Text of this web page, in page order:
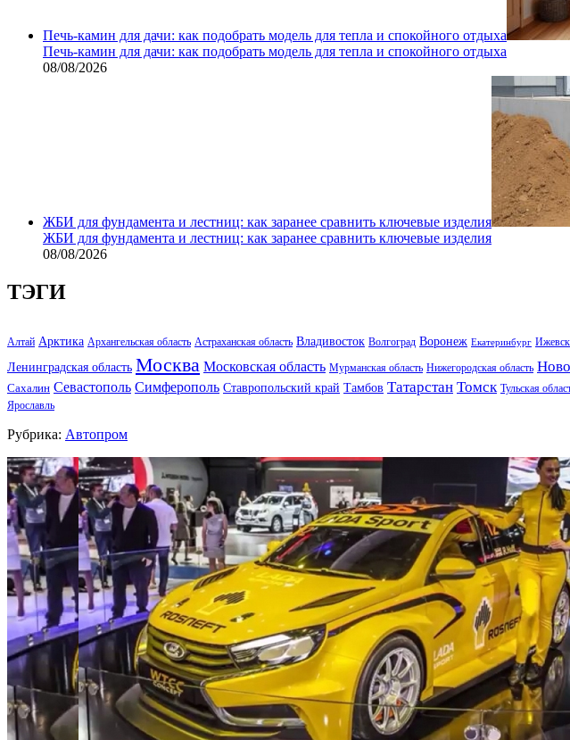
Печь-камин для дачи: как подобрать модель для тепла и спокойного отдыха
Печь-камин для дачи: как подобрать модель для тепла и спокойного отдыха
08/08/2026
ЖБИ для фундамента и лестниц: как заранее сравнить ключевые изделия
ЖБИ для фундамента и лестниц: как заранее сравнить ключевые изделия
08/08/2026
ТЭГИ
Алтай Арктика Архангельская область Астраханская область Владивосток Волгоград Воронеж Екатеринбург Ижевск
Ленинградская область Москва Московская область Мурманская область Нижегородская область
Сахалин Севастополь Симферополь Ставропольский край Тамбов Татарстан Томск Тульская
Ярославль
Рубрика: Автопром